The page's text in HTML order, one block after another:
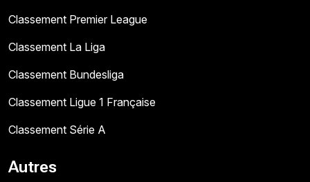
Classement Premier League
Classement La Liga
Classement Bundesliga
Classement Ligue 1 Française
Classement Série A
Autres